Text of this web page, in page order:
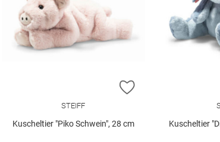
ZUR WUNSCHLISTE
STEIFF
Kuscheltier "Piko Schwein", 28 cm Kuscheltier